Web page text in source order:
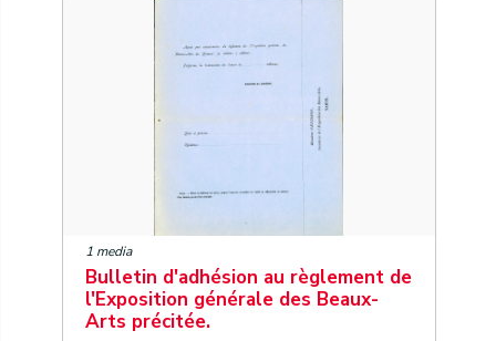
1 media
Bulletin d'adhésion au règlement de
l'Exposition générale des Beaux-
Arts précitée.